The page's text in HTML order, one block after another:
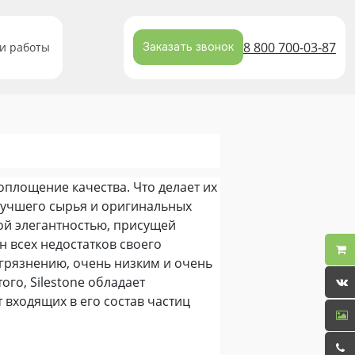
работы Заказать звонок 8 800 700-03-87
качества. Что делает их
сырья и оригинальных
элегантностью, присущей
недостатков своего
очень низким и очень
Silestone обладает
в его состав частиц